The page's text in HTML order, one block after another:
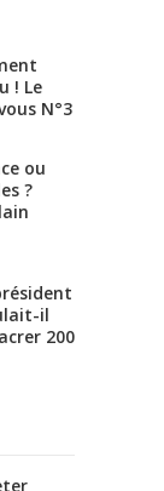
! Le
N°3
ou
?
il
200